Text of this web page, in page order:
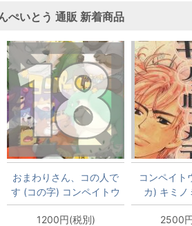
ぺいとう 通販 新着商品
おまわりさん、コの人で
す (コの字) コンペイトウ
ケモノ味
1200円(税別)
コンペイト
カ) キミノ
2500